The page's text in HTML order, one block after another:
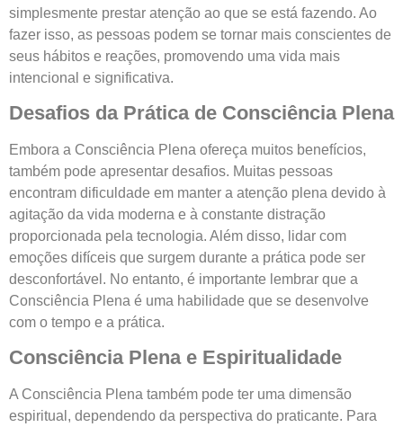
simplesmente prestar atenção ao que se está fazendo. Ao
fazer isso, as pessoas podem se tornar mais conscientes de
seus hábitos e reações, promovendo uma vida mais
intencional e significativa.
Desafios da Prática de Consciência Plena
Embora a Consciência Plena ofereça muitos benefícios,
também pode apresentar desafios. Muitas pessoas
encontram dificuldade em manter a atenção plena devido à
agitação da vida moderna e à constante distração
proporcionada pela tecnologia. Além disso, lidar com
emoções difíceis que surgem durante a prática pode ser
desconfortável. No entanto, é importante lembrar que a
Consciência Plena é uma habilidade que se desenvolve
com o tempo e a prática.
Consciência Plena e Espiritualidade
A Consciência Plena também pode ter uma dimensão
espiritual, dependendo da perspectiva do praticante. Para